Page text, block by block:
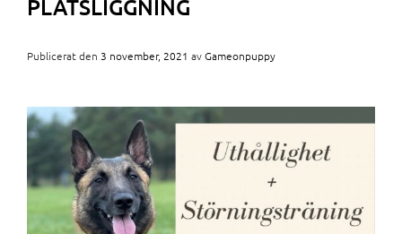
PLATSLIGGNING
Publicerat den 3 november, 2021 avGameonpuppy